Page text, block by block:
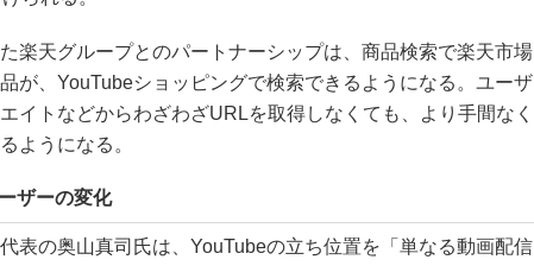
楽天グループとのパートナーシップは、商品検索で楽天市場
が、YouTubeショッピングで検索できるようになる。ユーザ
イトなどからわざわざURLを取得しなくても、より手間なく
ようになる。
ザーの変化
表の奥山真司氏は、YouTubeの立ち位置を「単なる動画配信